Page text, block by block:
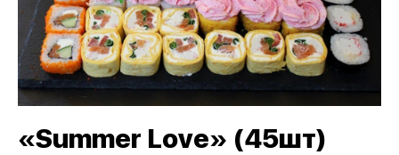
«Summer Love» (45шт)